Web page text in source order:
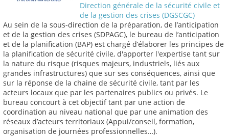
Direction générale de la sécurité civile et
de la gestion des crises (DGSCGC)
Au sein de la sous-direction de la préparation, de l’anticipation
et de la gestion des crises (SDPAGC), le bureau de l’anticipation
et de la planification (BAP) est chargé d’élaborer les principes de
la planification de sécurité civile, d'apporter l'expertise tant sur
la nature du risque (risques majeurs, industriels, liés aux
grandes infrastructures) que sur ses conséquences, ainsi que
sur la réponse de la chaine de sécurité civile, tant par les
acteurs locaux que par les partenaires publics ou privés. Le
bureau concourt à cet objectif tant par une action de
coordination au niveau national que par une animation des
réseaux d’acteurs territoriaux (Appui/conseil, formation,
organisation de journées professionnelles…).